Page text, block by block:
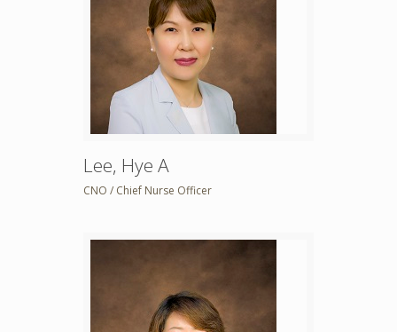
Lee, Hye A
CNO / Chief Nurse Officer